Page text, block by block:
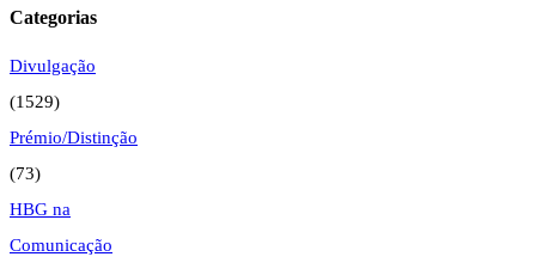
Categorias
Divulgação
(1529)
Prémio/Distinção
(73)
HBG na
Comunicação